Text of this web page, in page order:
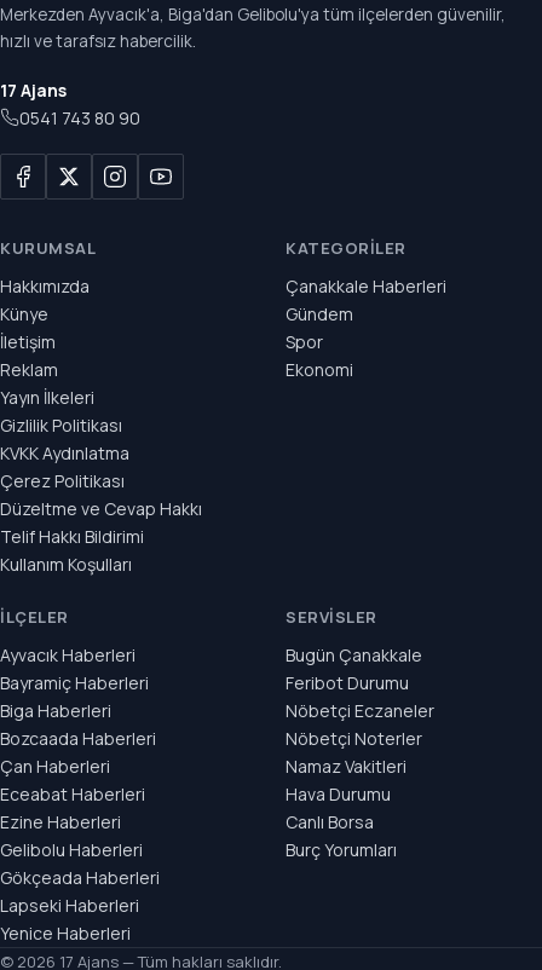
Merkezden Ayvacık'a, Biga'dan Gelibolu'ya tüm ilçelerden güvenilir,
hızlı ve tarafsız habercilik.
17 Ajans
0541 743 80 90
KURUMSAL
Hakkımızda
Künye
İletişim
Reklam
Yayın İlkeleri
Gizlilik Politikası
KVKK Aydınlatma
Çerez Politikası
Düzeltme ve Cevap Hakkı
Telif Hakkı Bildirimi
Kullanım Koşulları
KATEGORILER
Çanakkale Haberleri
Gündem
Spor
Ekonomi
İLÇELER
Ayvacık Haberleri
Bayramiç Haberleri
Biga Haberleri
Bozcaada Haberleri
Çan Haberleri
Eceabat Haberleri
Ezine Haberleri
Gelibolu Haberleri
Gökçeada Haberleri
Lapseki Haberleri
Yenice Haberleri
SERVISLER
Bugün Çanakkale
Feribot Durumu
Nöbetçi Eczaneler
Nöbetçi Noterler
Namaz Vakitleri
Hava Durumu
Canlı Borsa
Burç Yorumları
© 2026 17 Ajans — Tüm hakları saklıdır.